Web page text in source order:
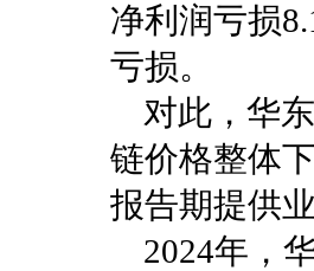
净利润亏损
亏损。
对此，华
链价格整体
报告期提供
2024年，